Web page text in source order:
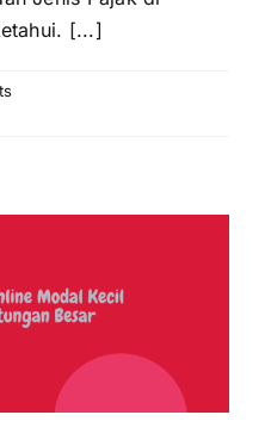
[...]